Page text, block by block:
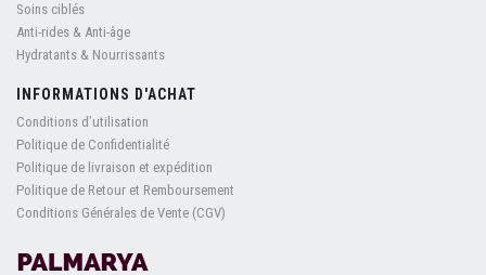
Soins ciblés
Anti-rides & Anti-âge
Hydratants & Nourrissants
INFORMATIONS D'ACHAT
Conditions d’utilisation
Politique de Confidentialité
Politique de livraison et expédition
Politique de Retour et Remboursement
Conditions Générales de Vente (CGV)